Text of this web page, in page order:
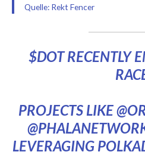
Quelle: Rekt Fencer
$DOTRECENTLY
PROJECTS LIKE
LEVERAGING